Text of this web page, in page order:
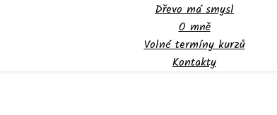
Dřevo má smysl
O mně
Volné termíny kurzů
Kontakty